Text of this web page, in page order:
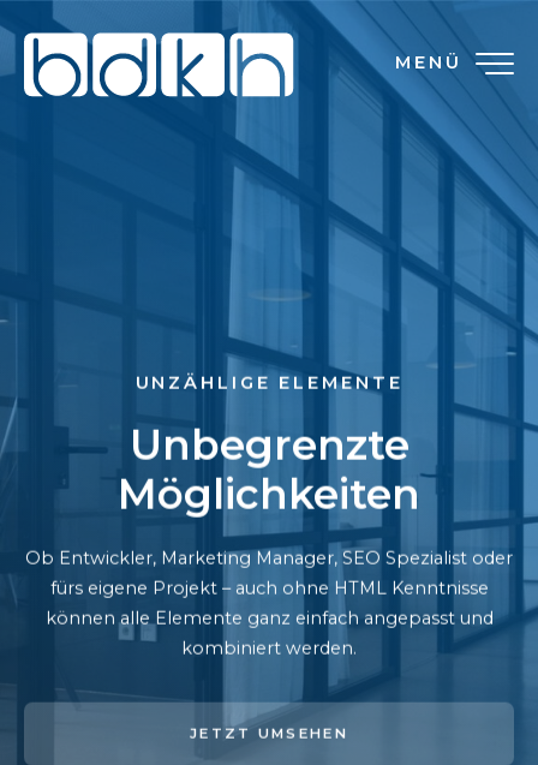
MENÜ
UNZÄHLIGE ELEMENTE
Unbegrenzte
Möglichkeiten
Ob Entwickler, Marketing Manager, SEO Spezialist oder
fürs eigene Projekt – auch ohne HTML Kenntnisse
können alle Elemente ganz einfach angepasst und
kombiniert werden.
JETZT UMSEHEN